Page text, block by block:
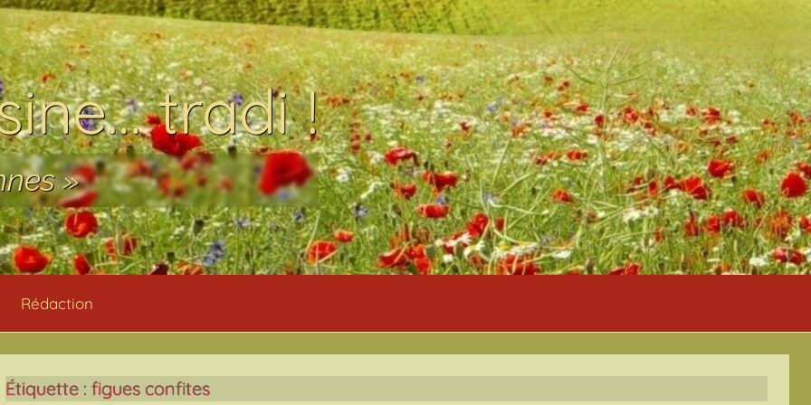
tradi !
»
Rédaction
Étiquette : figues confites